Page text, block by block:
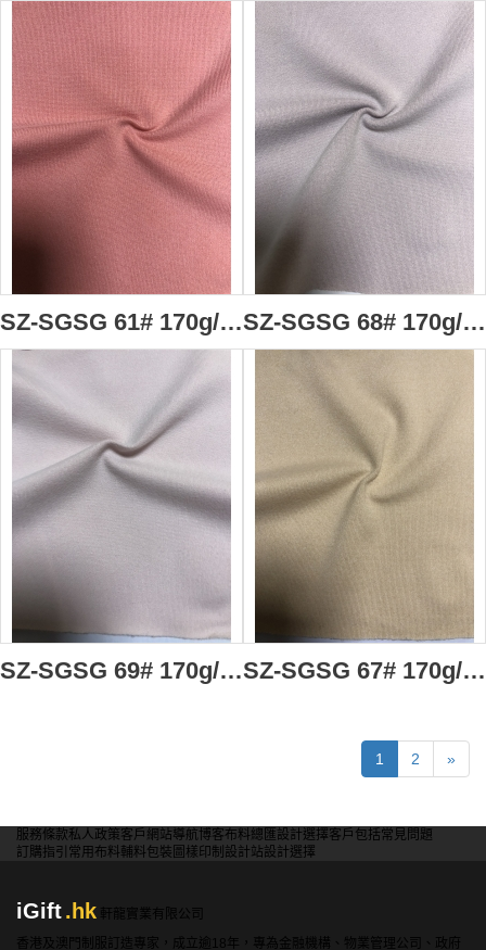
SZ-SGSG 61# 170g/m2 棉型火山岩高分子面料 毛巾面料 91％聚酯纖維(火山岩納米粉體改性)+9%氨綸 吸濕透氣 抗靜電 抗起球 抗菌 抗縮水 負離子 遠紅外蓄熱 多種有益微量礦物元素 SZ-SGSG 68# 170g/m2 棉型火山岩高分子面料 毛巾面料 91％聚酯纖維(火山岩納米粉體改性)+9%氨綸 吸濕透氣 抗靜電 抗起球 抗菌 抗縮水 負離子 遠紅外蓄熱 多種有益微量礦物元素
SZ-SGSG 69# 170g/m2 棉型火山岩高分子面料 毛巾面料 91％聚酯纖維(火山岩納米粉體改性)+9%氨綸 吸濕透氣 抗靜電 抗起球 抗菌 抗縮水 負離子 遠紅外蓄熱 多種有益微量礦物元素 SZ-SGSG 67# 170g/m2 棉型火山岩高分子面料 毛巾面料 91％聚酯纖維(火山岩納米粉體改性)+9%氨綸 吸濕透氣 抗靜電 抗起球 抗菌 抗縮水 負離子 遠紅外蓄熱 多種有益微量礦物元素
1 2 »
服務條款私人政策客戶 網站導航博客布料總匯設計選擇客戶包括常見問題
訂購指引 常用布料輔料包裝 圖樣印制 設計站設計選擇
iGift.hk
軒龍實業有限公司
香港及澳門制服訂造專家，成立逾18年，專為金融機構、物業管理公司、政府